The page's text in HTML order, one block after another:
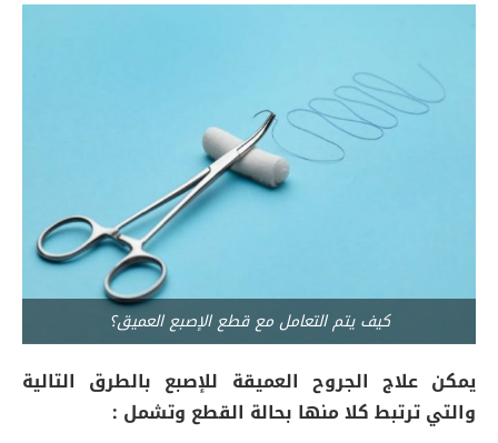
كيف يتم التعامل مع قطع الإصبع العميق؟
يمكن علاج الجروح العميقة للإصبع بالطرق التالية
والتي ترتبط كلا منها بحالة القطع وتشمل :